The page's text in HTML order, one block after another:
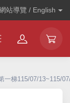
站導覽 / English
一梯115/07/13~115/